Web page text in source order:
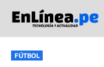
contenido
PUBLICADO
EN
FÚTBOL